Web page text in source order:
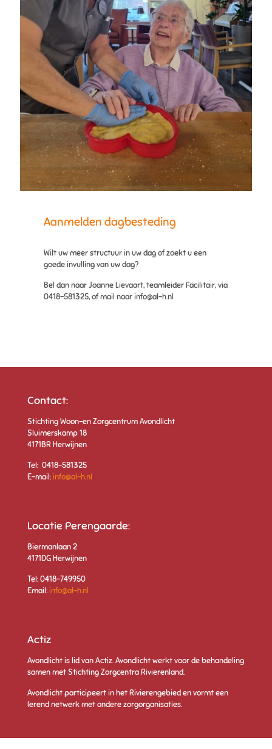
Aanmelden dagbesteding
Wilt uw meer structuur in uw dag of zoekt u een
goede invulling van uw dag?
Bel dan naar Joanne Lievaart, teamleider Facilitair, via
0418-581325, of mail naar info@al-h.nl
Contact:
Stichting Woon-en Zorgcentrum Avondlicht
Sluimerskamp 18
4171BR Herwijnen
Tel: 0418-581325
E-mail: info@al-h.nl
Locatie Perengaarde:
Biermanlaan 2
4171DG Herwijnen
Tel: 0418-749950
Email: info@al-h.nl
Actiz
Avondlicht is lid van Actiz.Avondlicht werkt voor de behandeling
samen met Stichting Zorgcentra Rivierenland.
Avondlicht participeert in het Rivierengebied en vormt een
lerend netwerk met andere zorgorganisaties.